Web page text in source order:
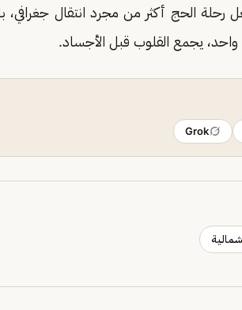
رحلة الحج أكثر من مجرد انتقال جغرافي،
يجمع القلوب قبل الأجساد.
Grok